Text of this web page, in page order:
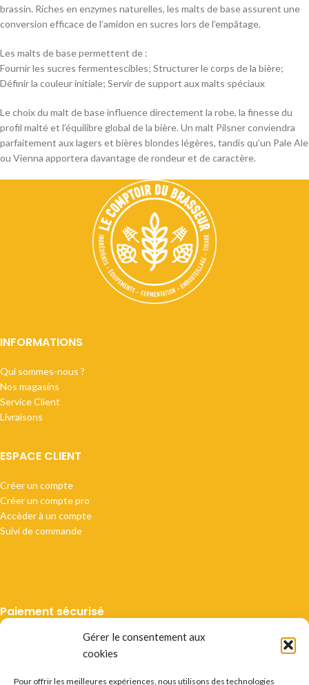
Gérer le consentement aux
cookies
Pour offrir les meilleures expériences, nous utilisons des technologies
brassin. Riches en enzymes naturelles, les malts de base assurent une
conversion efficace de l’amidon en sucres lors de l’empâtage.
Les malts de base permettent de :
Fournir les sucres fermentescibles; Structurer le corps de la bière;
Définir la couleur initiale; Servir de support aux malts spéciaux
Le choix du malt de base influence directement la robe, la finesse du
profil malté et l’équilibre global de la bière. Un malt Pilsner conviendra
parfaitement aux lagers et bières blondes légères, tandis qu’un Pale Ale
ou Vienna apportera davantage de rondeur et de caractère.
INFORMATIONS
Qui sommes-nous ?
Nos magasins
Service Client
Livraisons
ESPACE CLIENT
Créer un compte
Créer un compte pro
Accèder à un compte
Suivi de commande
Paiement sécurisé